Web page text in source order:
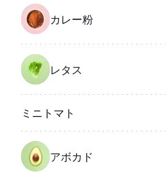
カレー粉
レタス
ミニトマト
アボカド